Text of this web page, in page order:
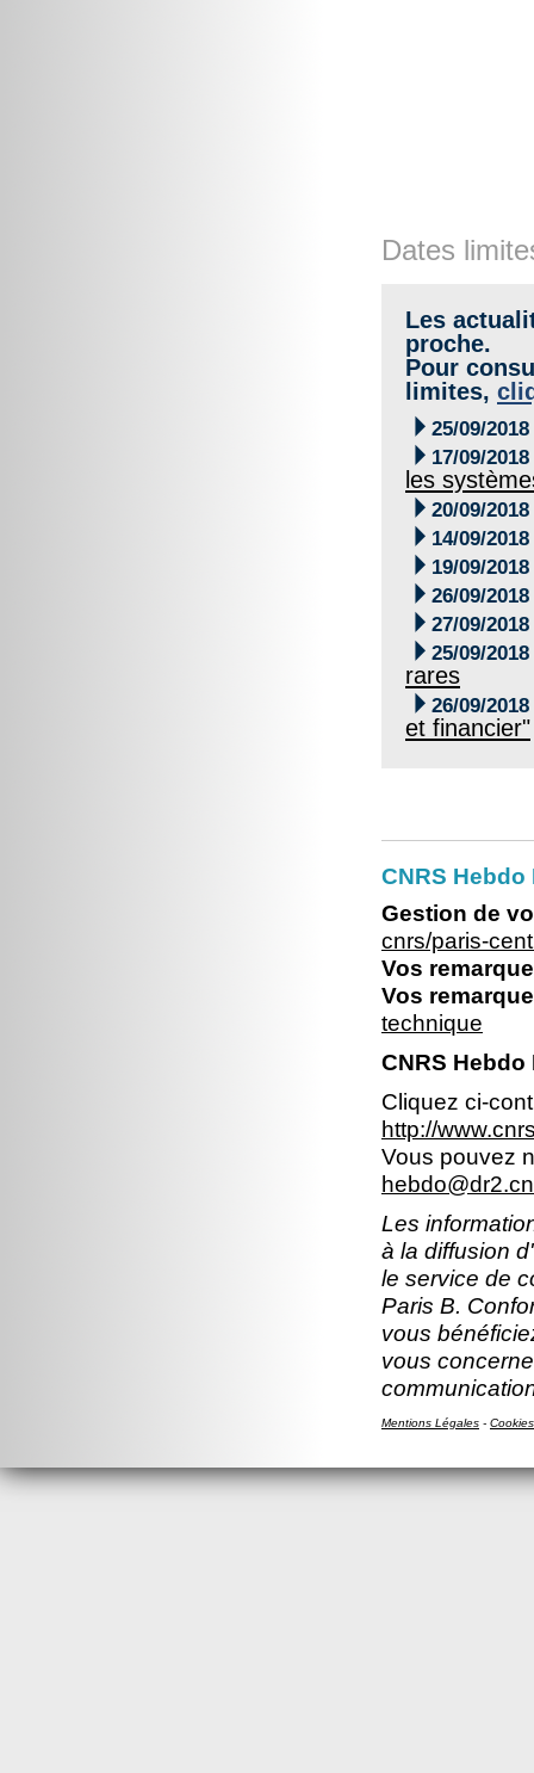
Dates
Les
proche.
Pour
limites,
 25/09/2018
 17/09/2018
les
 20/09/2018
 14/09/2018
 19/09/2018
 26/09/2018
 27/09/2018
 25/09/2018
rares
 26/09/2018
et financier"
CNRS Hebdo
Gestion de
cnrs/paris-
Vos
Vos
technique
CNRS
Cliquez ci-
http://
Vous pouvez
Les
à la diffusion
le service de
Paris B.
vous
vous
Mentions Légales - Cookies